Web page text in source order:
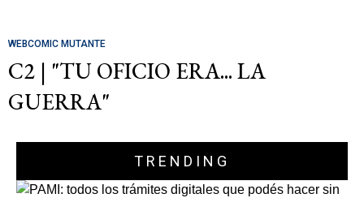
WEBCOMIC MUTANTE
C2 | "TU OFICIO ERA... LA
GUERRA"
TRENDING